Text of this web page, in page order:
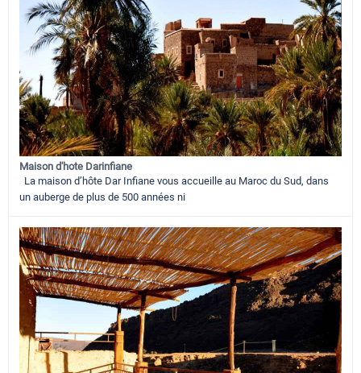
Maison d'hote Darinfiane
La maison d’hôte Dar Infiane vous accueille au Maroc du Sud, dans
un auberge de plus de 500 années ni